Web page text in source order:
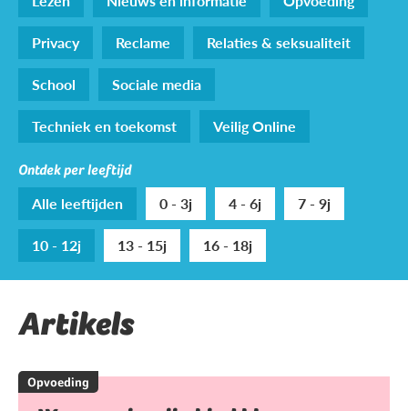
Privacy
Reclame
Relaties & seksualiteit
School
Sociale media
Techniek en toekomst
Veilig Online
Ontdek per leeftijd
Alle leeftijden 0 - 3j 4 - 6j
7 - 9j
10 - 12j
13 - 15j 16 - 18j
Artikels
Opvoeding